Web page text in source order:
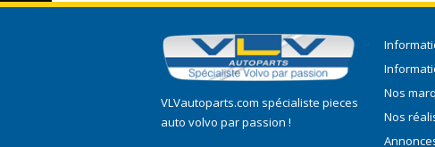
VLVautoparts.com spécialiste pieces
auto volvo par passion !
Nos
Nos